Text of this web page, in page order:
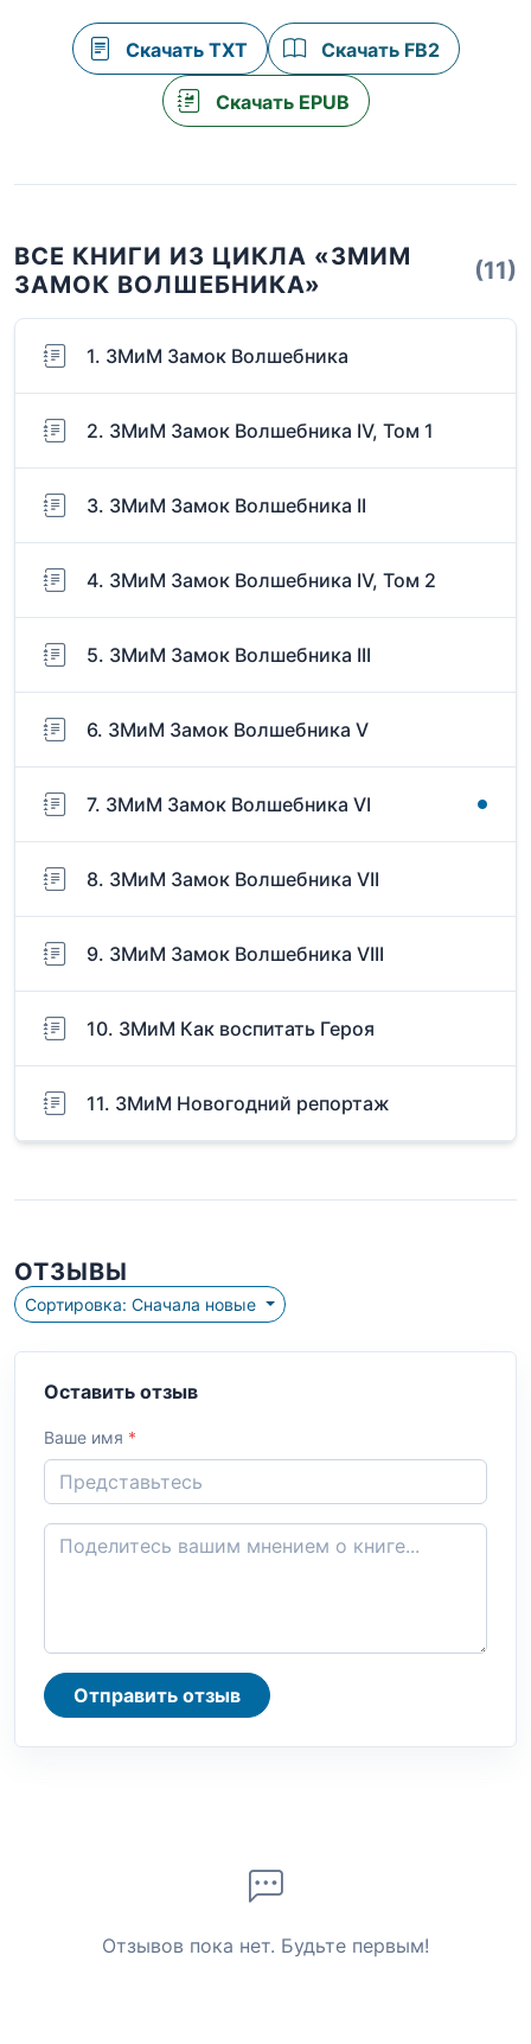
Скачать TXT Скачать FB2
Скачать EPUB
ВСЕ КНИГИ ИЗ ЦИКЛА «ЗМИМ
ЗАМОК ВОЛШЕБНИКА»
(11)
1. ЗМиМ Замок Волшебника
2. ЗМиМ Замок Волшебника IV, Том 1
3. ЗМиМ Замок Волшебника II
4. ЗМиМ Замок Волшебника IV, Том 2
5. ЗМиМ Замок Волшебника III
6. ЗМиМ Замок Волшебника V
7. ЗМиМ Замок Волшебника VI
8. ЗМиМ Замок Волшебника VII
9. ЗМиМ Замок Волшебника VIII
10. ЗМиМ Как воспитать Героя
11. ЗМиМ Новогодний репортаж
ОТЗЫВЫ
Сортировка: Сначала новые
Оставить отзыв
Ваше имя *
Отправить отзыв
Отзывов пока нет. Будьте первым!